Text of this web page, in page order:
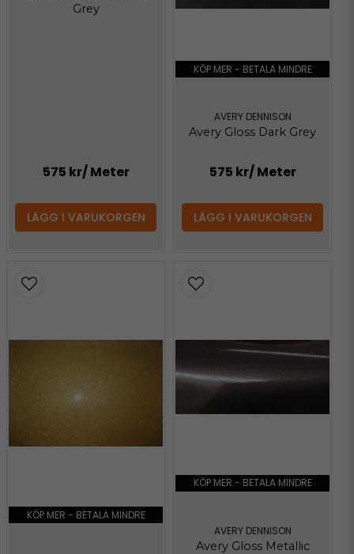
Grey
575 kr/ Meter
LÄGG I VARUKORGEN
KÖP MER - BETALA MINDRE
AVERY DENNISON
Avery Gloss Dark Grey
575 kr/ Meter
LÄGG I VARUKORGEN
KÖP MER - BETALA MINDRE
KÖP MER - BETALA MINDRE
AVERY DENNISON
Avery Gloss Metallic